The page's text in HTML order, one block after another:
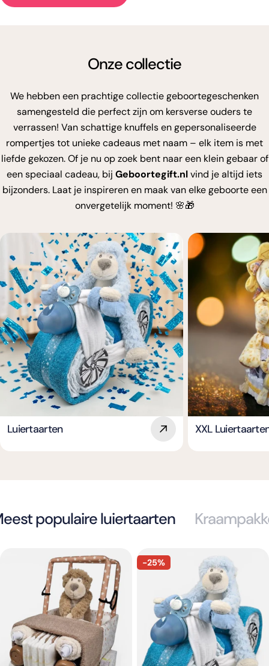
Onze collectie
We hebben een prachtige collectie geboortegeschenken
samengesteld die perfect zijn om kersverse ouders te
verrassen! Van schattige knuffels en gepersonaliseerde
rompertjes tot unieke cadeaus met naam – elk item is met
liefde gekozen. Of je nu op zoek bent naar een klein gebaar of
een speciaal cadeau, bij Geboortegift.nlvind je altijd iets
bijzonders. Laat je inspireren en maak van elke geboorte een
onvergetelijk moment! 🌸🎁
Luiertaarten XXL
populaire luiertaarten
-25%